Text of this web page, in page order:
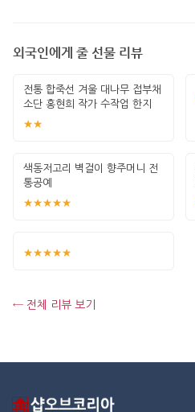
외국인에게 줄 선물 리뷰
전통 합죽선 겨울 대나무 접부채
소단 홍현희 작가 수작업 한지
그림 고급
★★
색동저고리 벽걸이 향주머니 전
통공예
★★★★★
★★★★★
← 전체 리뷰 보기